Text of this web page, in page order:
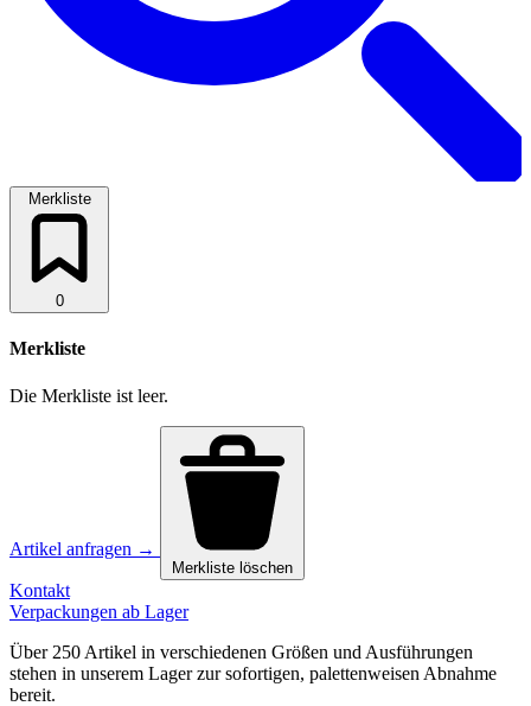
Merkliste
0
Merkliste
Die Merkliste ist leer.
Artikel anfragen →
Merkliste löschen
Kontakt
Verpackungen ab Lager
Über 250 Artikel in verschiedenen Größen und Ausführungen
stehen in unserem Lager zur sofortigen, palettenweisen Abnahme
bereit.